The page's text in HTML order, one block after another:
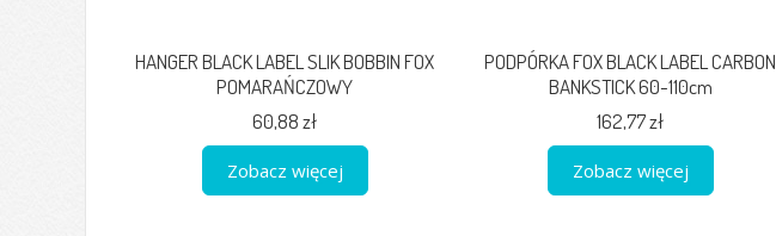
HANGER BLACK LABEL SLIK BOBBIN FOX
POMARAŃCZOWY
60,88 zł
Zobacz więcej
PODPÓRKA FOX BLACK LABEL CARBON
BANKSTICK 60-110cm
162,77 zł
Zobacz więcej